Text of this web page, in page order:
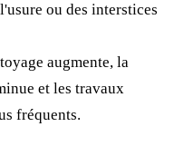
ou des interstices
augmente, la
et les travaux
fréquents.